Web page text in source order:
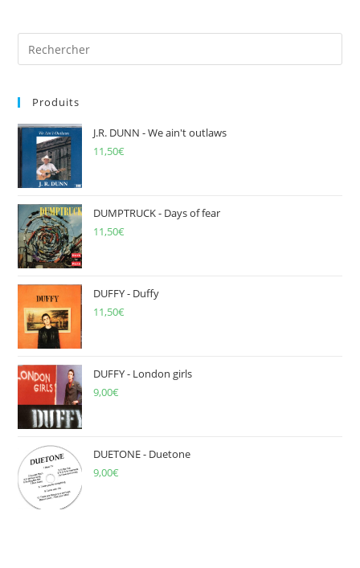
Produits
J.R. DUNN - We ain't outlaws
11,50€
DUMPTRUCK - Days of fear
11,50€
DUFFY - Duffy
11,50€
DUFFY - London girls
9,00€
DUETONE - Duetone
9,00€